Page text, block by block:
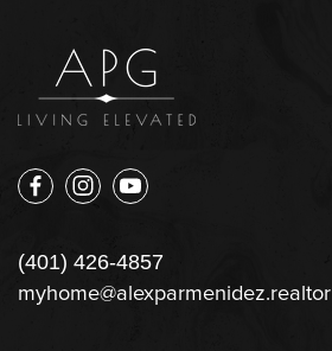
(401) 426-4857
myhome@alexparmenidez.realtor